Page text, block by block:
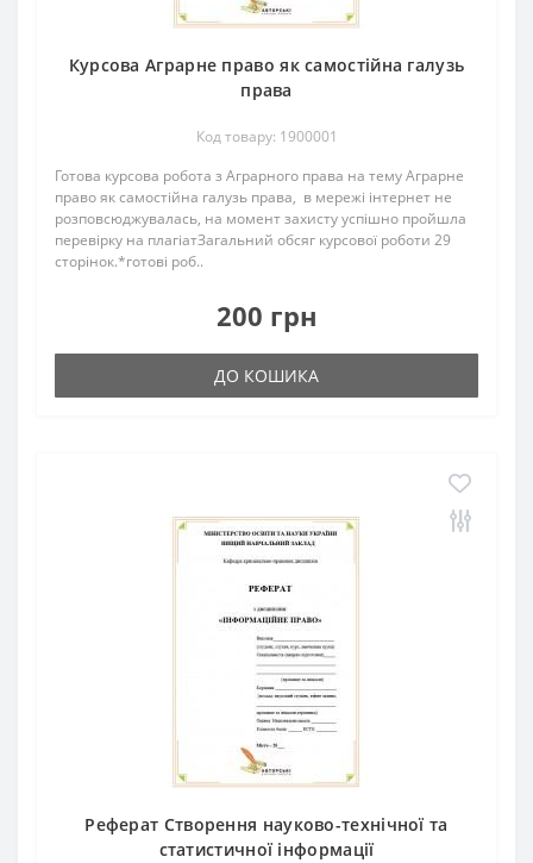
Курсова Аграрне право як самостійна галузь
права
Код товару: 1900001
Готова курсова робота з Аграрного права на тему Аграрне
право як самостійна галузь права, в мережі інтернет не
розповсюджувалась, на момент захисту успішно пройшла
перевірку на плагіатЗагальний обсяг курсової роботи 29
сторінок.*готові роб..
200 грн
ДО КОШИКА
Реферат Створення науково-технічної та
статистичної інформації